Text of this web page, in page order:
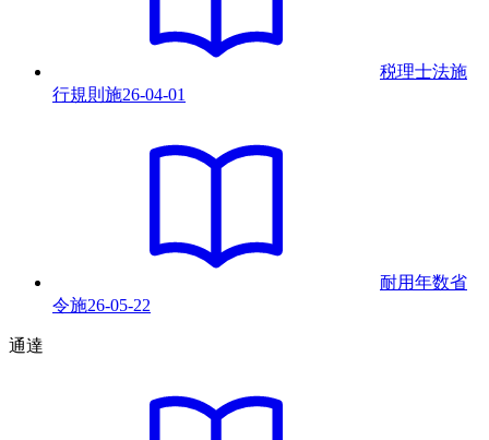
税理士法施
行規則 施26-04-01
耐用年数省
令施26-05-22
通達